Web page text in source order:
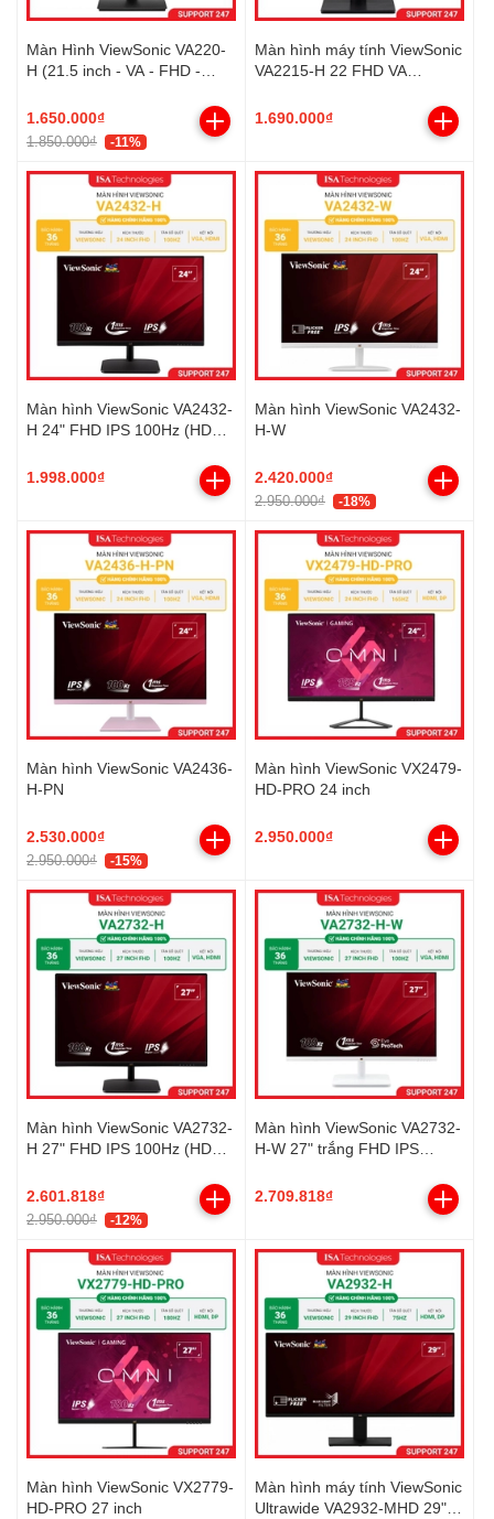
Màn Hình ViewSonic VA220-
H (21.5 inch - VA - FHD -
1.650.000₫
1.850.000₫ -11%
Màn hình máy tính ViewSonic
VA2215-H 22 FHD VA
1.690.000₫
Màn hình ViewSonic VA2432-
H 24" FHD IPS 100Hz (HDMI,
1.998.000₫
Màn hình ViewSonic VA2432-
H-W
2.420.000₫
2.950.000₫ -18%
Màn hình ViewSonic VA2436-
H-PN
2.530.000₫
2.950.000₫ -15%
Màn hình ViewSonic VX2479-
HD-PRO 24 inch
2.950.000₫
Màn hình ViewSonic VA2732-
H 27" FHD IPS 100Hz (HDMI,
2.601.818₫
2.950.000₫ -12%
Màn hình ViewSonic VA2732-
H-W 27" trắng FHD IPS
2.709.818₫
Màn hình ViewSonic VX2779-
HD-PRO 27 inch
Màn hình máy tính ViewSonic
Ultrawide VA2932-MHD 29"